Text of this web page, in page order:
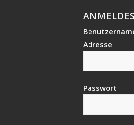
Adresse
Passwort